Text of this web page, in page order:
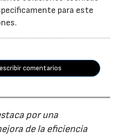
para este
comentarios
por una
de la eficiencia